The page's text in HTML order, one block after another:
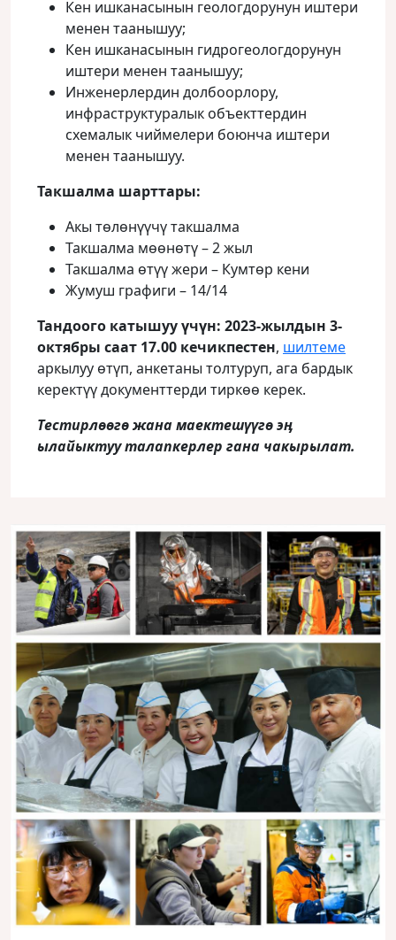
Кен ишканасынын геологдорунун иштери
менен таанышуу;
Кен ишканасынын гидрогеологдорунун
иштери менен таанышуу;
Инженерлердин долбоорлору,
инфраструктуралык объекттердин
схемалык чиймелери боюнча иштери
менен таанышуу.
Такшалма шарттары:
Акы төлөнүүчү такшалма
Такшалма мөөнөтү – 2 жыл
Такшалма өтүү жери – Кумтөр кени
Жумуш графиги – 14/14
Тандоого катышуу үчүн: 2023-жылдын 3-
октябры саат 17.00 кечикпестен, шилтеме
аркылуу өтүп, анкетаны толтуруп, ага бардык
керектүү документтерди тиркөө керек.
Тестирлөөгө жана маектешүүгө эӊ
ылайыктуу талапкерлер гана чакырылат.